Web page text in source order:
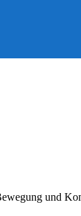
und